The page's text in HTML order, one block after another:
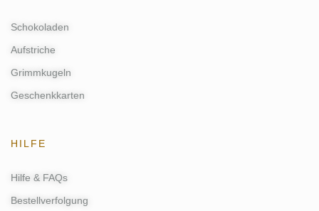
Schokoladen
Aufstriche
Grimmkugeln
Geschenkkarten
HILFE
Hilfe & FAQs
Bestellverfolgung